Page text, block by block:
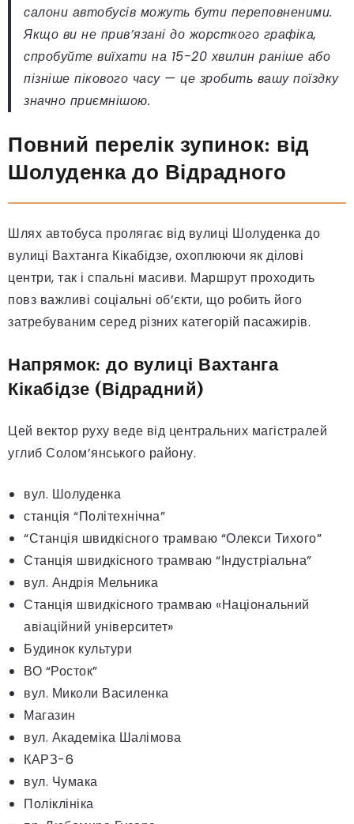
салони автобусів можуть бути переповненими.
Якщо ви не прив’язані до жорсткого графіка,
спробуйте виїхати на 15-20 хвилин раніше або
пізніше пікового часу — це зробить вашу поїздку
значно приємнішою.
Повний перелік зупинок: від
Шолуденка до Відрадного
Шлях автобуса пролягає від вулиці Шолуденка до
вулиці Вахтанга Кікабідзе, охоплюючи як ділові
центри, так і спальні масиви. Маршрут проходить
повз важливі соціальні об’єкти, що робить його
затребуваним серед різних категорій пасажирів.
Напрямок: до вулиці Вахтанга
Кікабідзе (Відрадний)
Цей вектор руху веде від центральних магістралей
углиб Солом’янського району.
вул. Шолуденка
станція “Політехнічна”
“Станція швидкісного трамваю “Олекси Тихого”
Станція швидкісного трамваю “Індустріальна”
вул. Андрія Мельника
Станція швидкісного трамваю «Національний
авіаційний університет»
Будинок культури
ВО “Росток”
вул. Миколи Василенка
Магазин
вул. Академіка Шалімова
КАРЗ-6
вул. Чумака
Поліклініка